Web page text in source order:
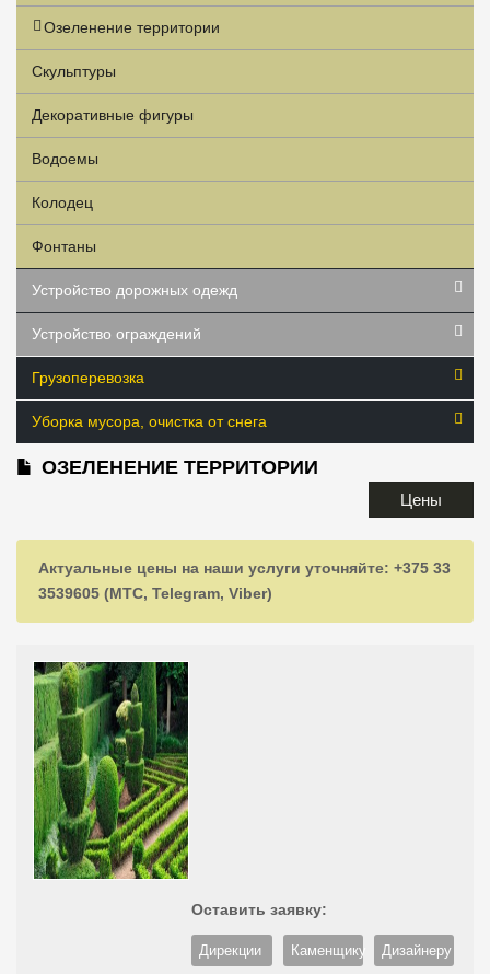
Озеленение территории
Скульптуры
Декоративные фигуры
Водоемы
Колодец
Фонтаны
Устройство дорожных одежд
Устройство ограждений
Грузоперевозка
Уборка мусора, очистка от снега
ОЗЕЛЕНЕНИЕ ТЕРРИТОРИИ
Цены
Актуальные цены на наши услуги уточняйте: +375 33
3539605 (МТС, Telegram, Viber)
Оставить заявку:
Дирекции Каменщику Дизайнеру